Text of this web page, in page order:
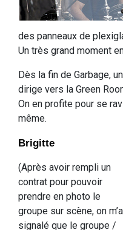
des panneaux de
Un très grand moment
Dès la fin de Garbage,
dirige vers la Green
On en profite pour se
même.
Brigitte
(Après avoir rempli un
contrat pour pouvoir
prendre en photo le
groupe sur scène, on m’a
signalé que le groupe /